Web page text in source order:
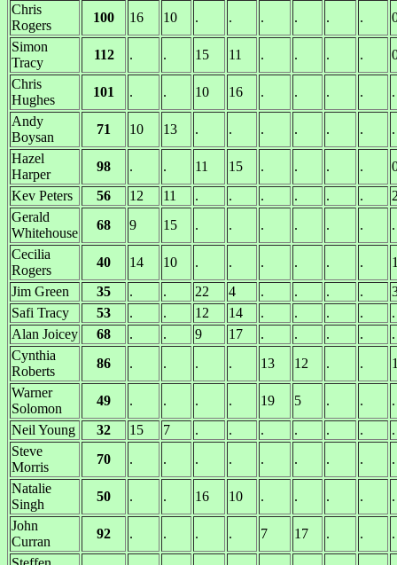
Chris
Rogers
100 16 10 . . . . . .
Simon
Tracy
112 . . 15 11 . . . .
Chris
Hughes
101 . . 10 16 . . . .
.
Andy
Boysan
71 10 13 . . . . . .
.
Hazel
Harper
98 . . 11 15 . . . .
Kev Peters
56 12 11 . . . . . .
Gerald
Whitehouse
68 9 15 . . . . . .
.
Cecilia
Rogers
40 14 10 . . . . . .
Jim Green
35 . . 22 4 . . . .
Safi Tracy
53 . . 12 14 . . . .
.
Alan Joicey
68 . . 9 17 . . . .
.
Cynthia
Roberts
86 . . . . 13 12 . .
Warner
Solomon
49 . . . . 19 5 . .
.
Neil Young
32 15 7 . . . . . .
.
Steve
Morris
70 . . . . . . . .
.
Natalie
Singh
50 . . 16 10 . . . .
.
John
Curran
92 . . . . 7 17 . .
.